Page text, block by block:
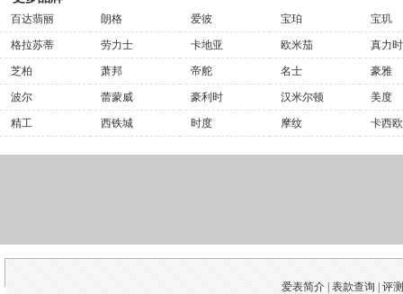
百达翡丽 朗格 爱彼 宝珀 宝玑
格拉苏蒂 劳力士 卡地亚 欧米茄 真力时
芝柏 萧邦 帝舵 名士 豪雅
波尔 蕾蒙威 豪利时 汉米尔顿 美度
精工 西铁城 时度 摩纹 卡西欧
爱表简介 |表款查询|评